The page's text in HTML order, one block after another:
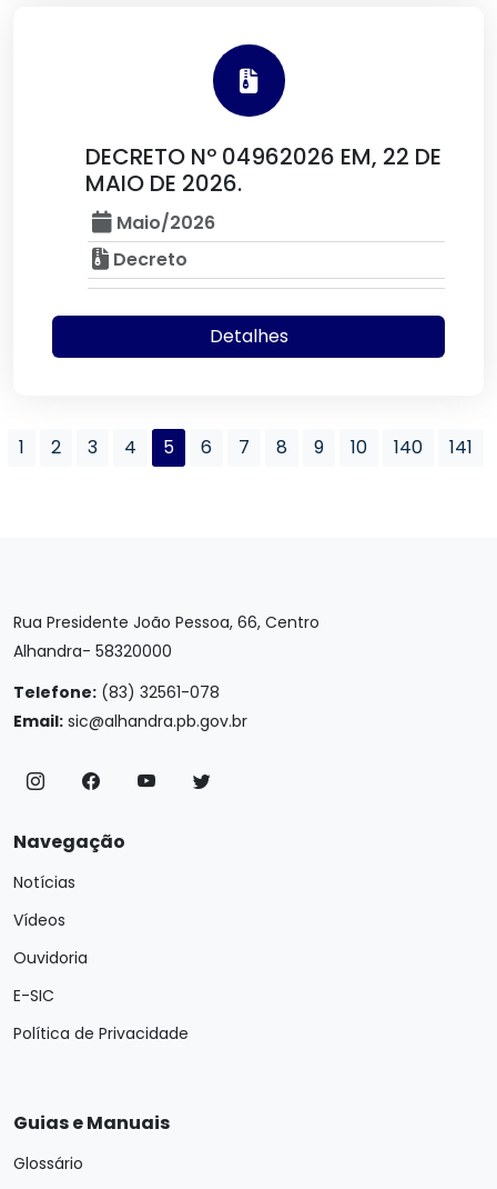
DECRETO Nº 04962026 EM, 22 DE
MAIO DE 2026.
Maio/2026
Decreto
Detalhes
1 2 3 4 5 6 7 8 9 10 140 141
Rua Presidente João Pessoa, 66, Centro
Alhandra- 58320000
Telefone: (83) 32561-078
Email: sic@alhandra.pb.gov.br
Navegação
Notícias
Vídeos
Ouvidoria
E-SIC
Política de Privacidade
Guias e Manuais
Glossário